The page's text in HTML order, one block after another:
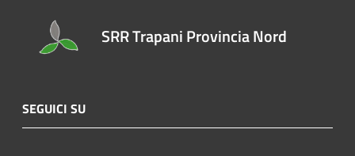
SRR Trapani Provincia Nord
SEGUICI SU